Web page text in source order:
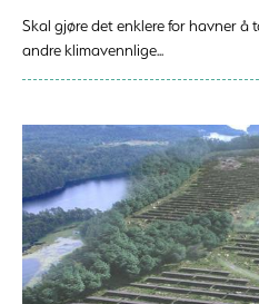
Skal gjøre det enklere for havner å
andre klimavennlige...